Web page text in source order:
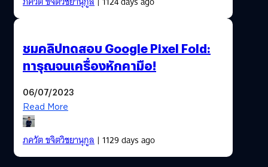
ชมคลิปทดสอบ Google Pixel Fold:
ทารุณจนเครื่องหักคามือ!
06/07/2023
Read More
ภควัต ขจิตวิชยานุกูล| 1129 days ago